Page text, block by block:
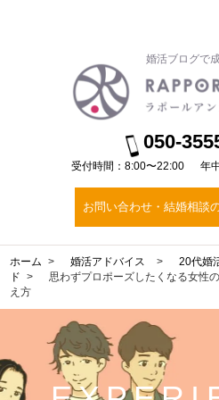
婚活ブログで
050-
受付時間：8:00〜22:00 年
お問い合わせ・結婚相談
ホーム 婚活アドバイス 20代婚
ド
思わずプロポーズしたくなる女性
え方